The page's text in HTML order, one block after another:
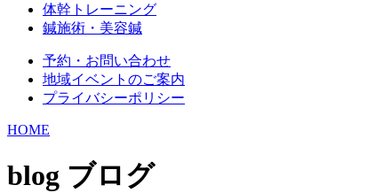
体幹トレーニング
鍼施術・美容鍼
予約・お問い合わせ
地域イベントのご案内
プライバシーポリシー
HOME
blog ブログ